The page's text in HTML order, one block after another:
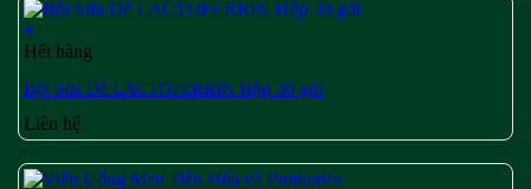
+
Hết hàng
Bột Sữa Dê LACTOFERRIN Hộp 30 gói
Liên hệ